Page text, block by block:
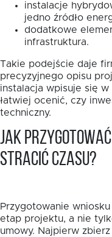
instalacje
jedno źródło
dodatkowe
infrastruktura.
Takie podejście daje
precyzyjnego opisu
instalacja wpisuje się
łatwiej ocenić, czy
techniczny.
Jak
stracić czasu?
Przygotowanie
etap projektu, a nie
umowy. Najpierw